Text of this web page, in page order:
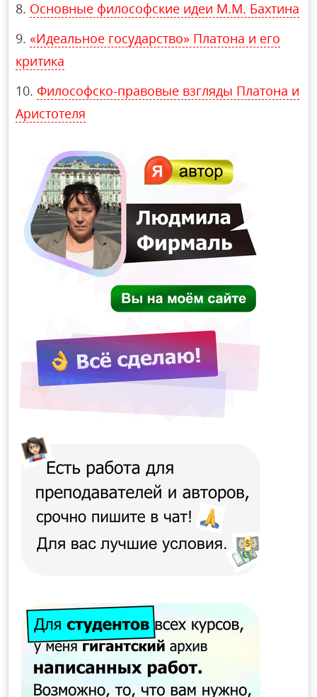
Основные философские идеи М.М. Бахтина
«Идеальное государство» Платона и его
критика
Философско-правовые взгляды Платона и
Аристотеля